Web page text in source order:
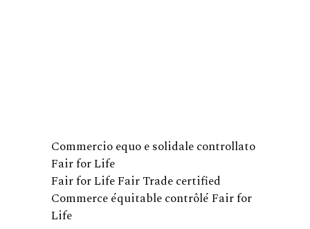
Commercio equo e solidale controllato
Fair for Life
Fair for Life Fair Trade certified
Commerce équitable contrôlé Fair for
Life